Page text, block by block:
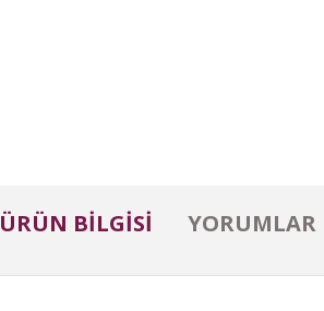
ÜRÜN BILGISI YORUMLAR